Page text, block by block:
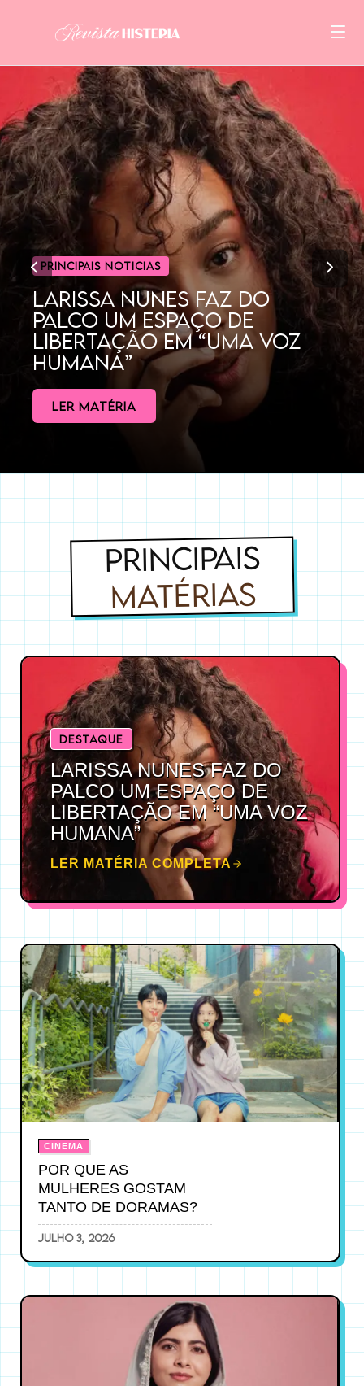
CINEMA
POR QUE AS MULHERES
GOSTAM TANTO DE
DORAMAS?
LER MATÉRIA
PRINCIPAIS
MATÉRIAS
DESTAQUE
LARISSA NUNES FAZ DO
PALCO UM ESPAÇO DE
LIBERTAÇÃO EM “UMA VOZ
HUMANA”
LER MATÉRIA COMPLETA
CINEMA
POR QUE AS
MULHERES GOSTAM
TANTO DE DORAMAS?
julho 3, 2026